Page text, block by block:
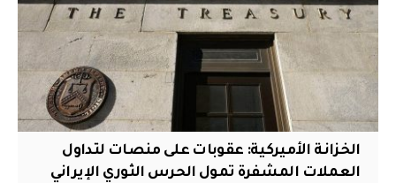
الخزانة الأميركية: عقوبات على منصات لتداول
العملات المشفرة تمول الحرس الثوري الإيراني